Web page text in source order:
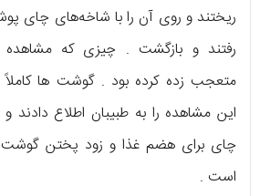
ریختند و روی آن را با شاخه‌های چای
رفتند و بازگشت . چیزی که مشاهده
متعجب زده کرده بود . گوشت‌ ها کاملاً
این مشاهده را به طبیبان اطلاع دادند و
چای برای هضم غذا و زود پختن گوشت
است .